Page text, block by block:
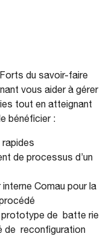
du savoir-faire
vous aider à gérer
tout en atteignant
bénéficier :
de processus d’un
Comau pour la
prototype de batte rie
de reconfiguration